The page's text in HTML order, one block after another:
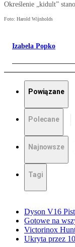
Określenie „kidult”
Foto: Harold Wijnholds
Izabela Popko
Powiązane
Polecane
Najnowsze
Tagi
Dyson V16
Gotowe na
Victorinox
Ukryta przez